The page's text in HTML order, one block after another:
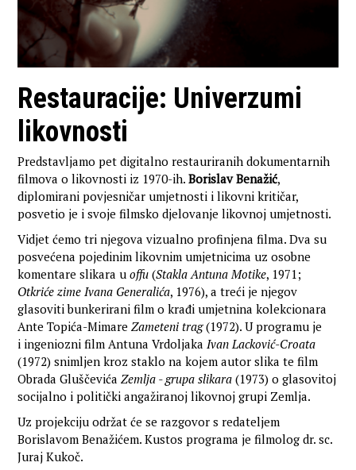
Restauracije: Univerzumi
likovnosti
Predstavljamo pet digitalno restauriranih dokumentarnih
filmova o likovnosti iz 1970-ih.Borislav Benažić,
diplomirani povjesničar umjetnosti i likovni kritičar,
posvetio je i svoje filmsko djelovanje likovnoj umjetnosti.
Vidjet ćemo tri njegova vizualno profinjena filma. Dva su
posvećena pojedinim likovnim umjetnicima uz osobne
komentare slikara uoffu (Stakla Antuna Motike, 1971;
Otkriće zime Ivana Generalića, 1976), a treći je njegov
glasoviti bunkerirani film o krađi umjetnina kolekcionara
Ante Topića-MimareZameteni trag(1972). U programu je
i ingeniozni film Antuna Vrdoljaka Ivan Lacković-Croata
(1972) snimljen kroz staklo na kojem autor slika te film
Obrada GluščevićaZemlja - grupa slikara(1973) o glasovitoj
socijalno i politički angažiranoj likovnoj grupi Zemlja.
Uz projekciju održat će se razgovor s redateljem
Borislavom Benažićem. Kustos programa je filmolog dr. sc.
Juraj Kukoč.